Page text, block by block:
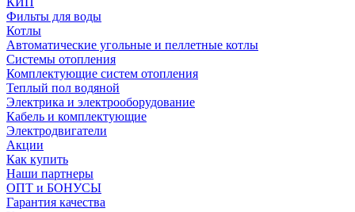
Фильты для воды
Котлы
Автоматические угольные и пеллетные котлы
Системы отопления
Комплектующие систем отопления
Теплый пол водяной
Электрика и электрооборудование
Кабель и комплектующие
Электродвигатели
Акции
Как купить
Наши партнеры
ОПТ и БОНУСЫ
Гарантия качества